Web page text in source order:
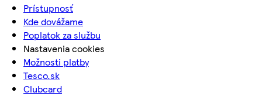
Prístupnosť
Kde dovážame
Poplatok za službu
Nastavenia cookies
Možnosti platby
Tesco.sk
Clubcard